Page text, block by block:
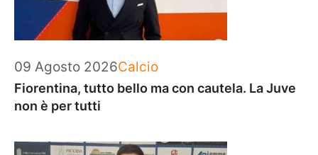
09 Agosto 2026Categorie
Calcio
Fiorentina, tutto bello ma con cautela. La Juve
non è per tutti